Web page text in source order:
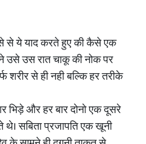
से ये याद करते हुए की कैसे एक
उसे उस रात चाकू की नोक पर
शरीर से ही नही बल्कि हर तरीके
भिड़े और हर बार दोनो एक दूसरे
थे। सबिता प्रजापति एक खूनी